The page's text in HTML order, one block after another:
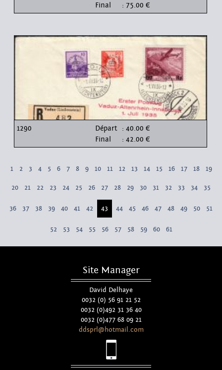
Final
: 75.00 €
1290 Départ : 40.00 €
Final
: 42.00 €
1 2 3 4 5 6 7 8 9 10 11 12 13 14 15 16 17 18 19
20 21 22 23 24 25 26 27 28 29 30 31 32 33 34 35
36 37 38 39 40 41 42 43 44 45 46 47 48 49 50 51
52 53 54 55 56 57 58 59 60 61
Site Manager
David Delhaye
0032 (0) 56 91 21 52
0032 (0)492 31 36 40
0032 (0)477 68 09 21
ddsprl@hotmail.com